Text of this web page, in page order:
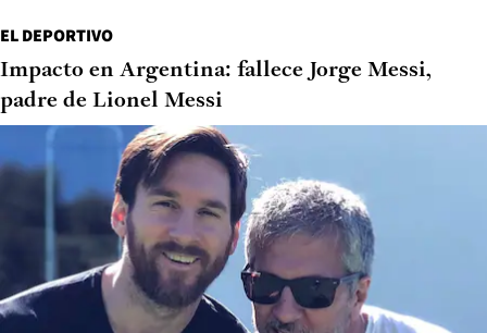
EL DEPORTIVO
Impacto en Argentina: fallece Jorge Messi,
padre de Lionel Messi